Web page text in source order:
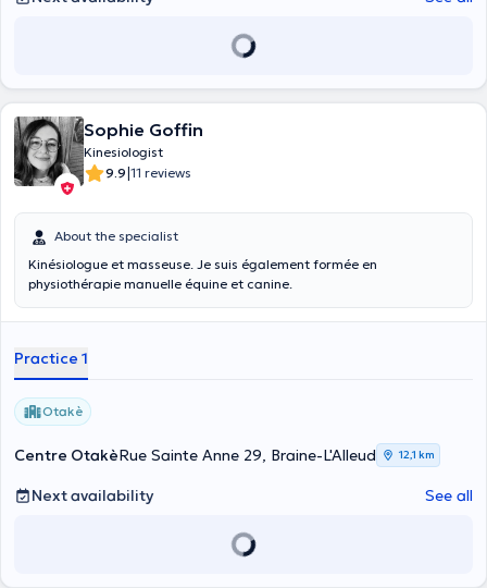
Sophie Goffin
Kinesiologist
9.9|11 reviews
About the specialist
Kinésiologue et masseuse. Je suis également formée en
physiothérapie manuelle équine et canine.
Practice 1
Otakè
Centre OtakèRue Sainte Anne 29, Braine-L'Alleud 12,1 km
Next availability See all